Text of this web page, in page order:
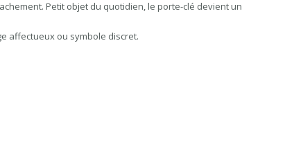
Petit objet du quotidien, le porte-clé devient un
affectueux ou symbole discret.